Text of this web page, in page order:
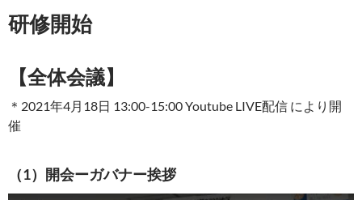
研修開始
【全体会議】
＊2021年4月18日 13:00-15:00 Youtube LIVE配信 により開
催
（1）開会ーガバナー挨拶